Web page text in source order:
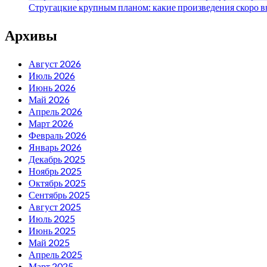
Стругацкие крупным планом: какие произведения скоро
Архивы
Август 2026
Июль 2026
Июнь 2026
Май 2026
Апрель 2026
Март 2026
Февраль 2026
Январь 2026
Декабрь 2025
Ноябрь 2025
Октябрь 2025
Сентябрь 2025
Август 2025
Июль 2025
Июнь 2025
Май 2025
Апрель 2025